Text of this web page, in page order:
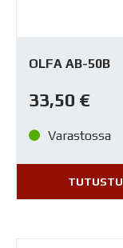
OLFA AB-50B
33,50 €
Varastossa
TUTUSTU